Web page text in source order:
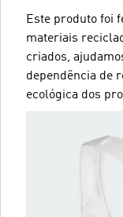
Este produto foi
materiais
criados,
dependência de
ecológica dos